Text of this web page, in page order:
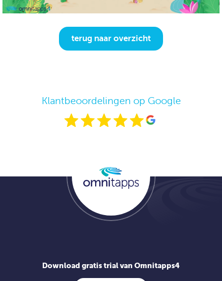
terug naar overzicht
Klantbeoordelingen op Google
Download gratis trial van Omnitapps4